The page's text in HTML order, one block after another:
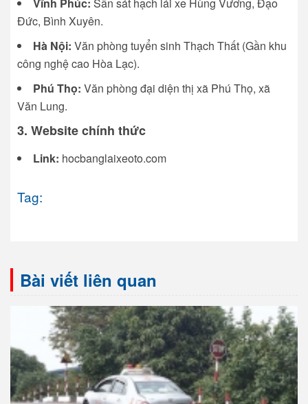
Đức, Bình Xuyên.
Hà Nội: Văn phòng tuyển sinh Thạch Thất (Gần khu
công nghệ cao Hòa Lạc).
Phú Thọ: Văn phòng đại diện thị xã Phú Thọ, xã
Văn Lung.
3. Website chính thức
Link: hocbanglaixeoto.com
Tag:
Bài viết liên quan